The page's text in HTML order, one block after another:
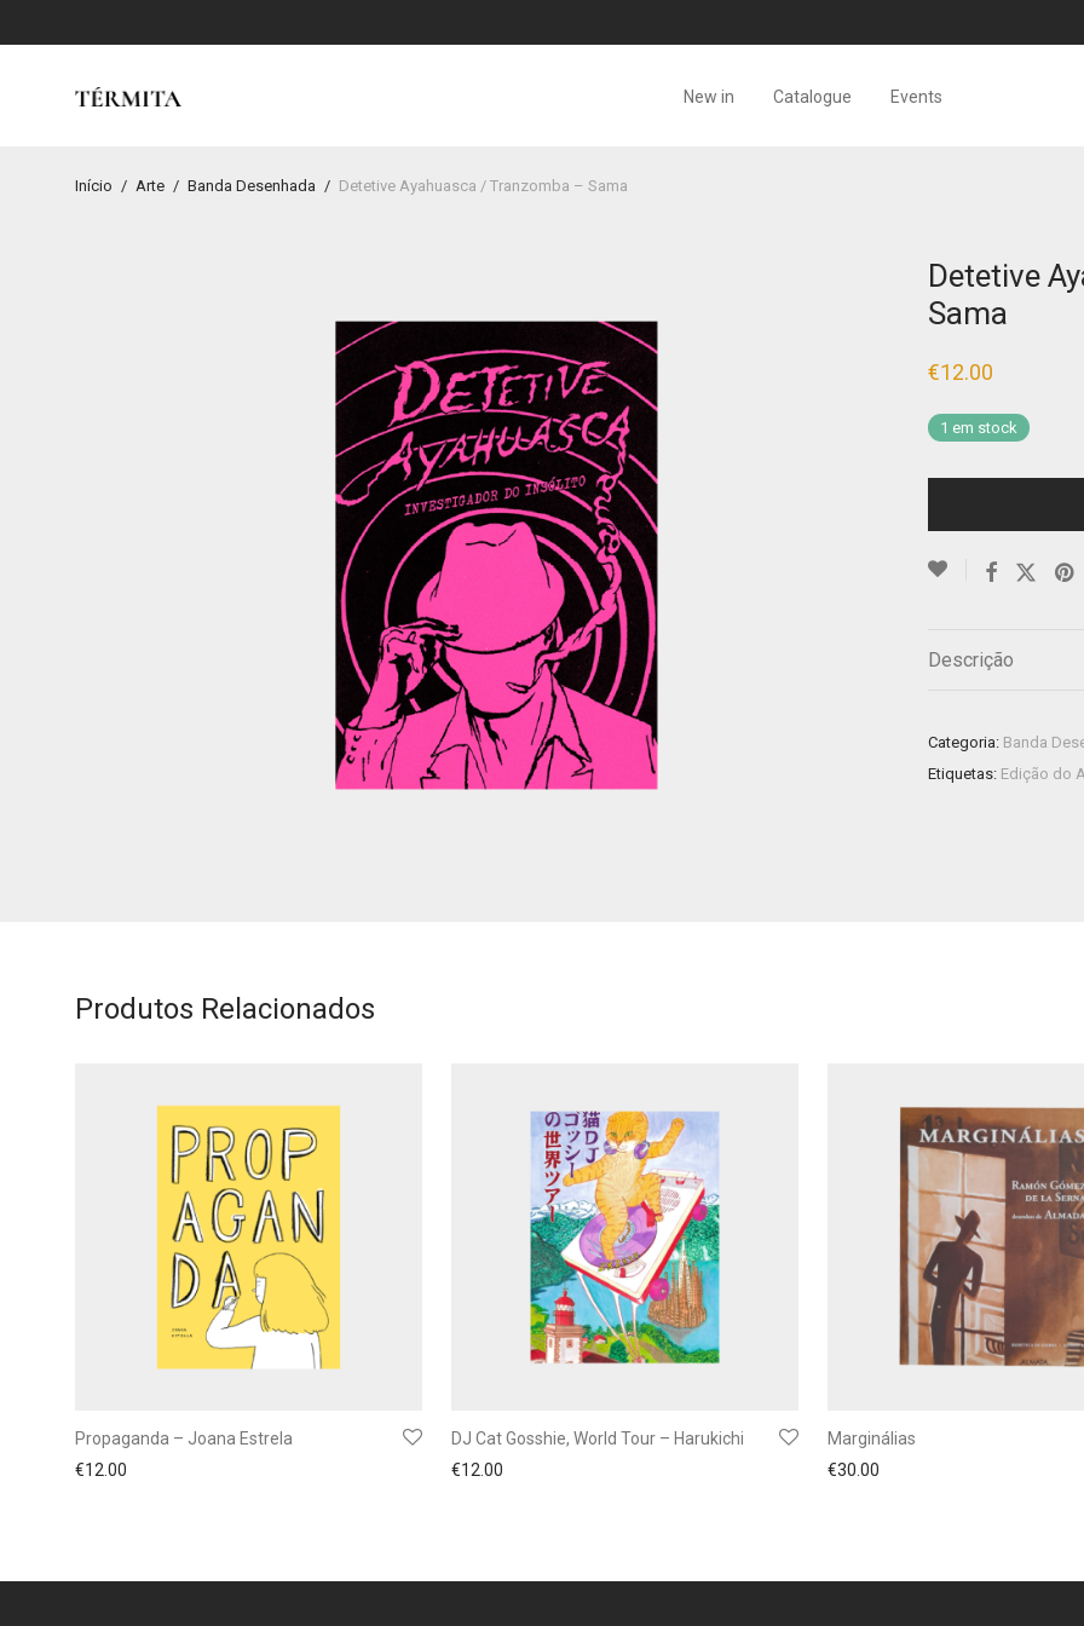
New in Catalogue Events
Início / Arte / Banda Desenhada / Detetive Ayahuasca / Tranzomba – Sama
Detetive
Sama
€12.00
1 em stock
Descrição
Categoria: Banda
Etiquetas: Edição do
Produtos Relacionados
Propaganda – Joana Estrela
€12.00
DJ Cat Gosshie, World Tour – Harukichi
€12.00
Marginálias
€30.00